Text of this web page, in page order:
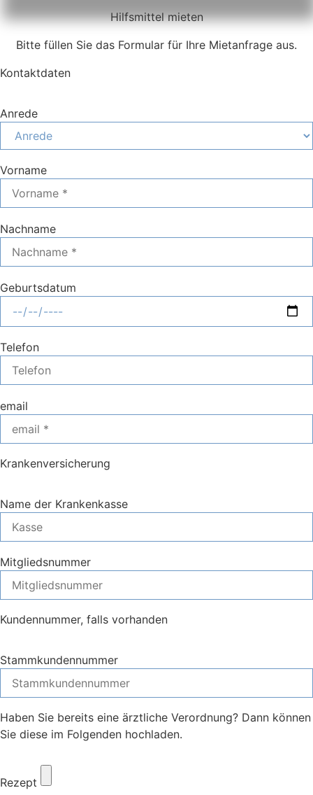
Hilfsmittel mieten
Bitte füllen Sie das Formular für Ihre Mietanfrage aus.
Kontaktdaten
Anrede
Vorname
Nachname
Geburtsdatum
Telefon
email
Krankenversicherung
Name der Krankenkasse
Mitgliedsnummer
Kundennummer, falls vorhanden
Stammkundennummer
Haben Sie bereits eine ärztliche Verordnung? Dann können
Sie diese im Folgenden hochladen.
Rezept